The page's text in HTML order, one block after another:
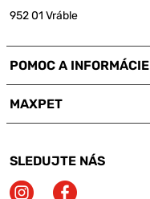
952 01 Vráble
POMOC A INFORMÁCIE
MAXPET
SLEDUJTE NÁS